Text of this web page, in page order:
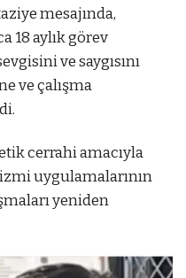
mesajında,
18 aylık görev
ve saygısını
ve çalışma
cerrahi amacıyla
uygulamalarının
yeniden